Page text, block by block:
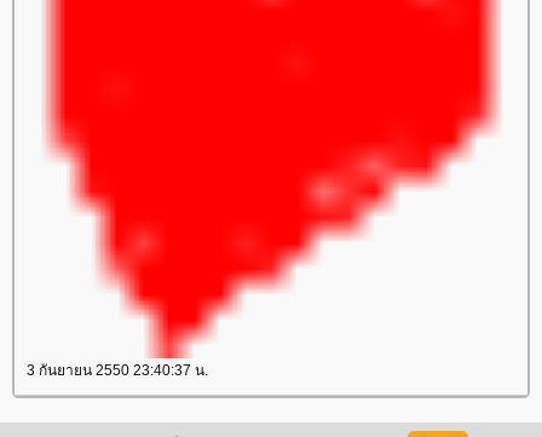
3 กันยายน 2550 23:40:37 น.